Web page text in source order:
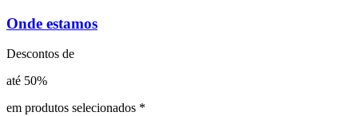
Onde estamos
Descontos de
até 50%
em produtos selecionados *